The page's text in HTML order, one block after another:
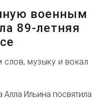
военным
89-летняя
слов, музыку и вокал
Алла Ильина посвятила